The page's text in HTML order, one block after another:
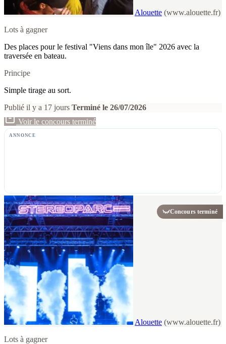
Alouette (www.alouette.fr)
Lots à gagner
Des places pour le festival "Viens dans mon île" 2026 avec la
traversée en bateau.
Principe
Simple tirage au sort.
Publié il y a 17 jours Terminé le 26/07/2026
Voir le concours terminé
ANNONCE
Concours terminé
Alouette (www.alouette.fr)
Lots à gagner